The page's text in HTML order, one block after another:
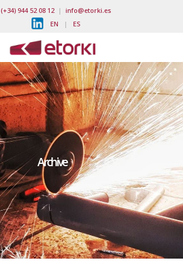
(+34) 944 52 08 12| info@etorki.es
EN | ES
Archive